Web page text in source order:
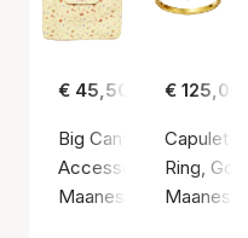
€ 45,50
Big Canvas Totebag
Accessoire, Geel /
Maanesten
€ 125,00
Capulet
Ring,
Maanesten